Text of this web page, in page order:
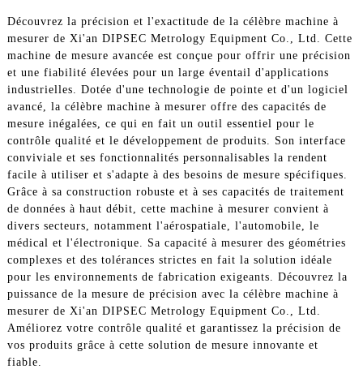
Découvrez la précision et l'exactitude de la célèbre machine à
mesurer de Xi'an DIPSEC Metrology Equipment Co., Ltd. Cette
machine de mesure avancée est conçue pour offrir une précision
et une fiabilité élevées pour un large éventail d'applications
industrielles. Dotée d'une technologie de pointe et d'un logiciel
avancé, la célèbre machine à mesurer offre des capacités de
mesure inégalées, ce qui en fait un outil essentiel pour le
contrôle qualité et le développement de produits. Son interface
conviviale et ses fonctionnalités personnalisables la rendent
facile à utiliser et s'adapte à des besoins de mesure spécifiques.
Grâce à sa construction robuste et à ses capacités de traitement
de données à haut débit, cette machine à mesurer convient à
divers secteurs, notamment l'aérospatiale, l'automobile, le
médical et l'électronique. Sa capacité à mesurer des géométries
complexes et des tolérances strictes en fait la solution idéale
pour les environnements de fabrication exigeants. Découvrez la
puissance de la mesure de précision avec la célèbre machine à
mesurer de Xi'an DIPSEC Metrology Equipment Co., Ltd.
Améliorez votre contrôle qualité et garantissez la précision de
vos produits grâce à cette solution de mesure innovante et
fiable.